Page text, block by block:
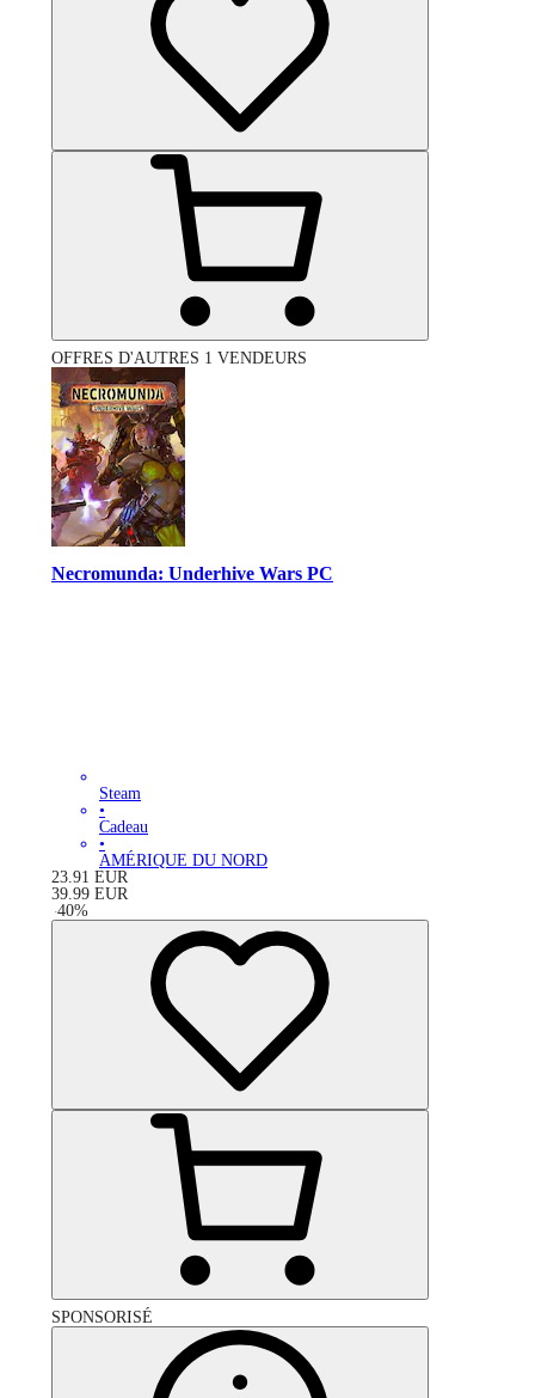
OFFRES D'AUTRES 1 VENDEURS
Necromunda: Underhive Wars PC
Steam
•
Cadeau
•
AMÉRIQUE DU NORD
23.91 EUR
39.99 EUR
-40%
SPONSORISÉ